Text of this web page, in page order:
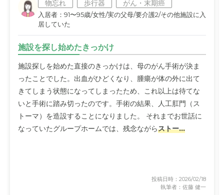
物忘れ 歩行器 がん・末期癌
入居者：91〜95歳/女性/実の父母/要介護2/その他施設に入
居していた
施設を探し始めたきっかけ
施設探しを始めた直接のきっかけは、母のがん手術が決ま
ったことでした。出血がひどくなり、腫瘍が体の外に出て
きてしまう状態になってしまったため、これ以上は待てな
いと手術に踏み切ったのです。手術の結果、人工肛門（ス
トーマ）を造設することになりました。 それまでお世話に
なっていたグループホームでは、残念ながらストー...
投稿日時：2026/02/18
執筆者：佐藤 健一